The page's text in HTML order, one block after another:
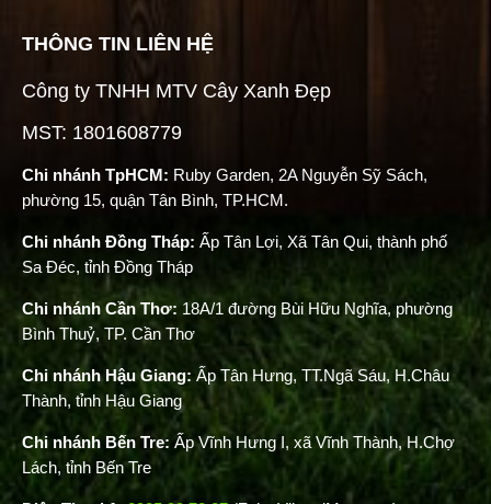
THÔNG TIN LIÊN HỆ
Công ty TNHH MTV Cây Xanh Đẹp
MST: 1801608779
Chi nhánh TpHCM: Ruby Garden, 2A Nguyễn Sỹ Sách,
phường 15, quận Tân Bình, TP.HCM.
Chi nhánh Đồng Tháp: Ấp Tân Lợi, Xã Tân Qui, thành phố
Sa Đéc, tỉnh Đồng Tháp
Chi nhánh Cần Thơ: 18A/1 đường Bùi Hữu Nghĩa, phường
Bình Thuỷ, TP. Cần Thơ
Chi nhánh Hậu Giang: Ấp Tân Hưng, TT.Ngã Sáu, H.Châu
Thành, tỉnh Hậu Giang
Chi nhánh Bến Tre: Ấp Vĩnh Hưng I, xã Vĩnh Thành, H.Chợ
Lách, tỉnh Bến Tre